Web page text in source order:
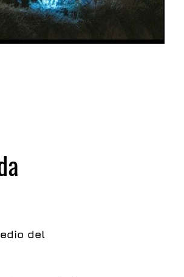
del